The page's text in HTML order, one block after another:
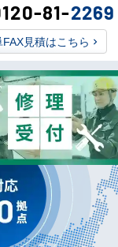
す
を
で
※能
(税込)
さ
ンは、この他により
81-2269
見積はこちら